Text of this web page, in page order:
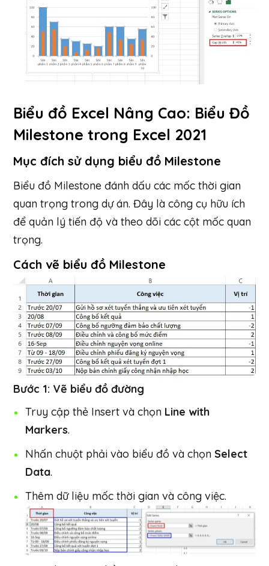
Biểu đồ Excel Nâng Cao: Biểu Đồ
Milestone trong Excel 2021
Mục đích sử dụng biểu đồ Milestone
Biểu đồ Milestone đánh dấu các mốc thời gian
quan trọng trong dự án. Đây là công cụ hữu ích
để quản lý tiến độ và theo dõi các cột mốc quan
trọng.
Cách vẽ biểu đồ Milestone
Bước 1: Vẽ biểu đồ đường
Truy cập thẻ Insert và chọn Line with
Markers.
Nhấn chuột phải vào biểu đồ và chọn Select
Data.
Thêm dữ liệu mốc thời gian và công việc.